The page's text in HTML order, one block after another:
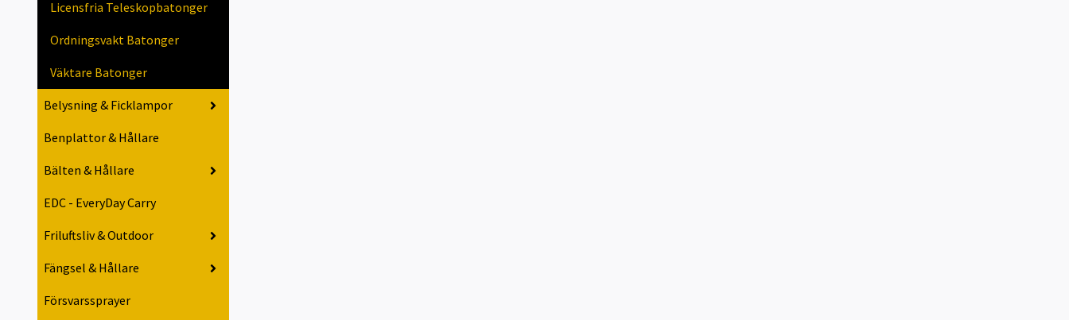
Licensfria Teleskopbatonger
Ordningsvakt Batonger
Väktare Batonger
Belysning & Ficklampor
Benplattor & Hållare
Bälten & Hållare
EDC - EveryDay Carry
Friluftsliv & Outdoor
Fängsel & Hållare
Försvarssprayer